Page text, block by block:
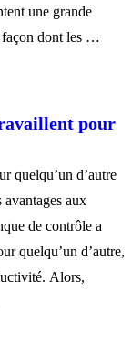
une grande
façon dont les …
pour
quelqu’un d’autre
avantages aux
de contrôle a
quelqu’un d’autre,
Alors,